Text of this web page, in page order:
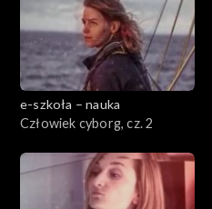
e-szkoła – nauka
Człowiek cyborg, cz. 2